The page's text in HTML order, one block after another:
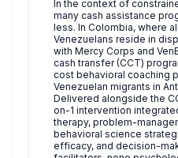
In the context of
many cash assistance
less. In Colombia, where
Venezuelans reside in
with Mercy Corps and
cash transfer (CCT)
cost behavioral coaching
Venezuelan migrants in
Delivered alongside the
on-1 intervention
therapy, problem-
behavioral science
efficacy, and decision-